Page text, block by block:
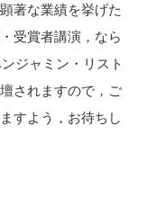
著な業績を挙げた
受賞者講演，なら
ジャミン・リスト
されますので，ご
すよう，お待ちし